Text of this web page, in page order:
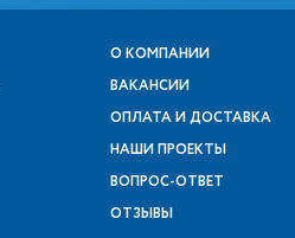
О КОМПАНИИ
ВАКАНСИИ
ОПЛАТА И ДОСТАВКА
НАШИ ПРОЕКТЫ
ВОПРОС-ОТВЕТ
ОТЗЫВЫ